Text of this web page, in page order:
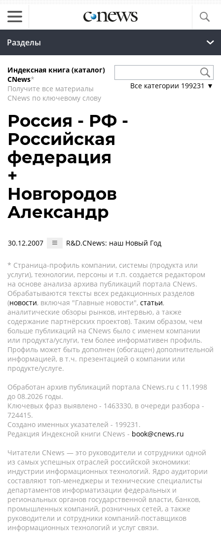
Разделы
Индексная книга (каталог)
CNews*
Получите все материалы
CNews по ключевому слову
Все категории 199231 ▼
Россия - РФ -
Российская
федерация
+
Новгородов
Александр
30.12.2007 R&D.CNews: наш Новый Год
* Страница-профиль компании, системы (продукта или
услуги), технологии, персоны и т.п. создается редактором
на основе анализа архива публикаций портала CNews.
Обрабатываются тексты всех редакционных разделов
(новости, включая "Главные новости", статьи,
аналитические обзоры рынков, интервью, а также
содержание партнёрских проектов). Таким образом, чем
больше публикаций на CNews было с именем компании
или продукта/услуги, тем более информативен профиль.
Профиль может быть дополнен (обогащен) дополнительной
информацией, в т.ч. презентацией о компании или
продукте/услуге.
Обработан архив публикаций портала CNews.ru c 11.1998
до 08.2026 годы.
Ключевых фраз выявлено - 1463330, в очереди разбора -
724415.
Создано именных указателей - 199231.
Редакция Индексной книги CNews - book@cnews.ru
Читатели CNews — это руководители и сотрудники одной
из самых успешных отраслей российской экономики:
индустрии информационных технологий. Ядро аудитории
составляют топ-менеджеры и технические специалисты
департаментов информатизации федеральных и
региональных органов государственной власти, банков,
промышленных компаний, розничных сетей, а также
руководители и сотрудники компаний-поставщиков
информационных технологий и услуг связи.